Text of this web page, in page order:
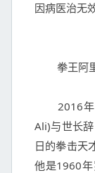
因病医治无
	2016年6月4日，穆罕默德·阿里(Muhammad
Ali)与世长
日的拳击天
他是1960